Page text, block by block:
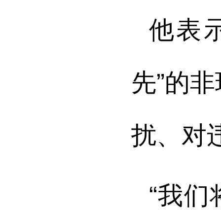
他表
先”的
扰、对
“我